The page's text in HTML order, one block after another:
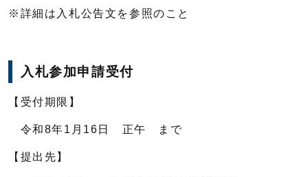
※詳細は入札公告文を参照のこと
入札参加申請受付
【受付期限】
令和8年1月16日 正午 まで
【提出先】